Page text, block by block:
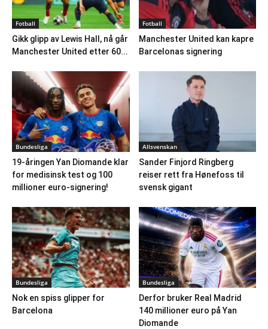
Fotball
Gikk glipp av Lewis Hall, nå går
Manchester United etter 60...
Fotball
Manchester United kan kapre
Barcelonas signering
Bundesliga
19-åringen Yan Diomande klar
for medisinsk test og 100
millioner euro-signering!
Allsvenskan
Sander Finjord Ringberg
reiser rett fra Hønefoss til
svensk gigant
Bundesliga
Nok en spiss glipper for
Barcelona
Bundesliga
Derfor bruker Real Madrid
140 millioner euro på Yan
Diomande